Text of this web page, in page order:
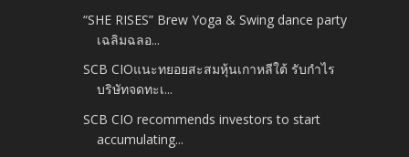
“SHE RISES” Brew Yoga & Swing dance party
เฉลิมฉลอ...
SCB CIOแนะทยอยสะสมหุ้นเกาหลีใต้ รับกำไร
บริษัทจดทะเ...
SCB CIO recommends investors to start
accumulating...